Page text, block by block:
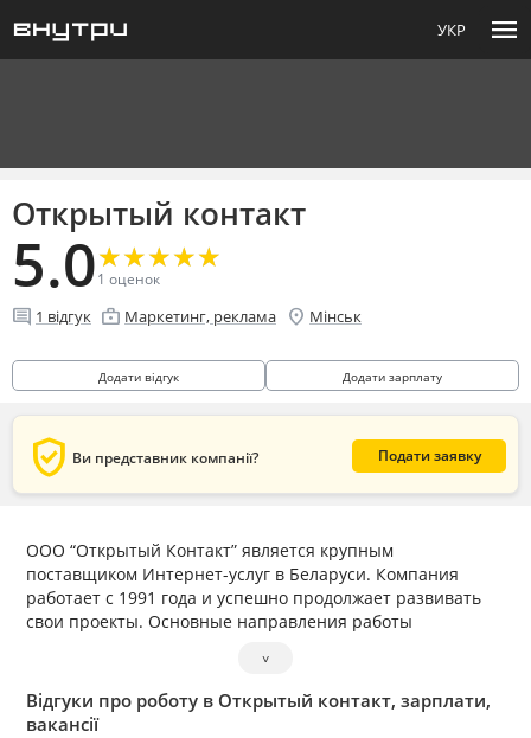
УКР menu
Открытый контакт
5.0★
★★
★★
★★
★★
★
1 оценок
comment 1 відгук enterprise Маркетинг, реклама location_on Мінськ
Додати відгук Додати зарплату
verified_user Ви представник компанії? Подати заявку
ООО “Открытый Контакт” является крупным
поставщиком Интернет-услуг в Беларуси. Компания
работает с 1991 года и успешно продолжает развивать
свои проекты. Основные направления работы
электронные деньги EasyPay; торговый портал Shop.by;
реклама в интернете. ООО “Открытый контакт” –
стабильная компания, предоставляющая возможность
˅
Відгуки про роботу в Открытый контакт, зарплати,
вакансії